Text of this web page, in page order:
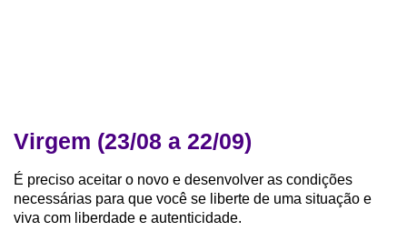
Virgem (23/08 a 22/09)
É preciso aceitar o novo e desenvolver as condições
necessárias para que você se liberte de uma situação e
viva com liberdade e autenticidade.